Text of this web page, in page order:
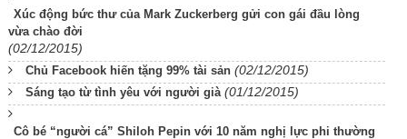
Xúc động bức thư của Mark Zuckerberg gửi con gái đầu lòng
vừa chào đời
(02/12/2015)
Chủ Facebook hiến tặng 99% tài sản (02/12/2015)
Sáng tạo từ tình yêu với người già (01/12/2015)
Cô bé “người cá” Shiloh Pepin với 10 năm nghị lực phi thường